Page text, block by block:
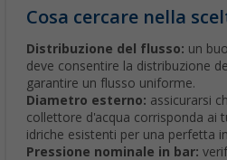
Cosa cercare nella
Distribuzione del flusso: un
deve consentire la distribuzione
garantire un flusso uniforme.
Diametro esterno: assicurarsi
collettore d'acqua corrisponda ai
idriche esistenti per una perfetta
Pressione nominale in bar: